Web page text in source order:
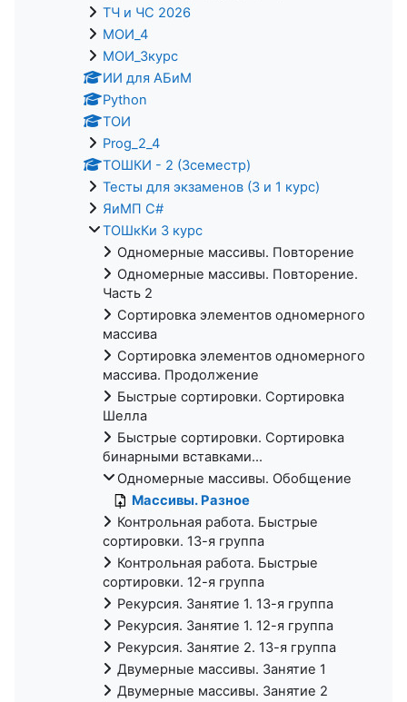
ТЧ и ЧС 2026
МОИ_4
МОИ_3курс
ИИ для АБиМ
Python
ТОИ
Prog_2_4
ТОШКИ - 2 (3семестр)
Тесты для экзаменов (3 и 1 курс)
ЯиМП C#
ТОШкКи 3 курс
Одномерные массивы. Повторение
Одномерные массивы. Повторение.
Часть 2
Сортировка элементов одномерного
массива
Сортировка элементов одномерного
массива. Продолжение
Быстрые сортировки. Сортировка
Шелла
Быстрые сортировки. Сортировка
бинарными вставками...
Одномерные массивы. Обобщение
Массивы. Разное
Контрольная работа. Быстрые
сортировки. 13-я группа
Контрольная работа. Быстрые
сортировки. 12-я группа
Рекурсия. Занятие 1. 13-я группа
Рекурсия. Занятие 1. 12-я группа
Рекурсия. Занятие 2. 13-я группа
Двумерные массивы. Занятие 1
Двумерные массивы. Занятие 2